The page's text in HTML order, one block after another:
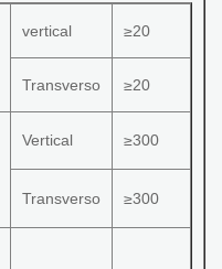
vertical ≥20
Transverso ≥20
Vertical ≥300
Transverso ≥300